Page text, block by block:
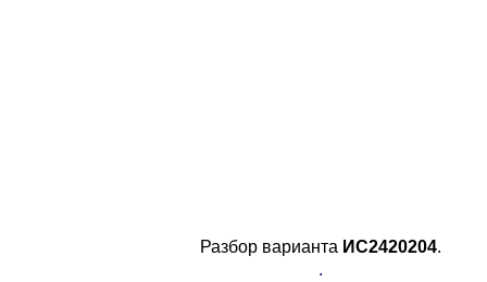
Разбор варианта ИС2420204.
.